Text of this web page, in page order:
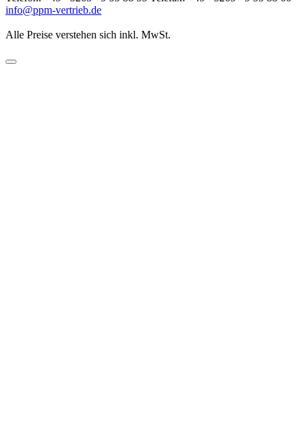
info@ppm-vertrieb.de
Alle Preise verstehen sich inkl. MwSt.